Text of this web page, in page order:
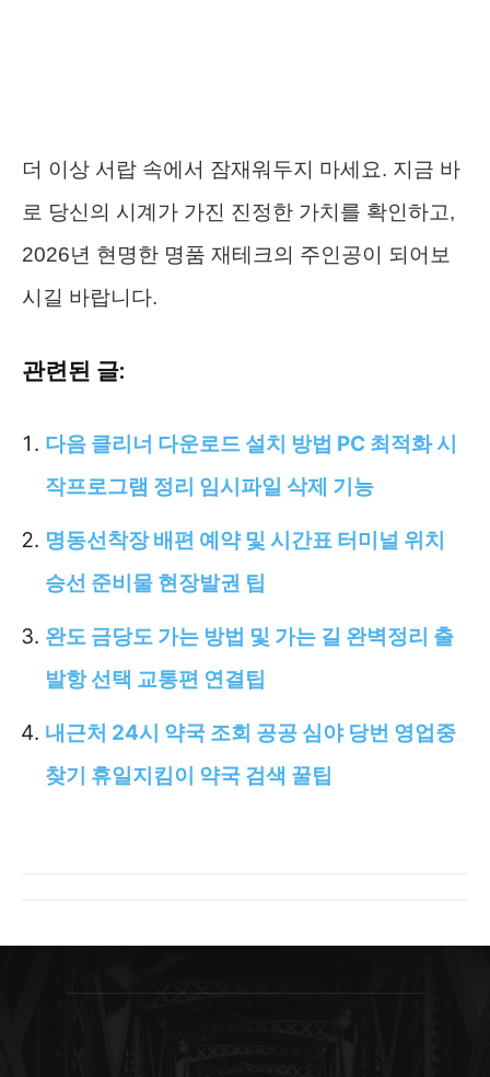
더 이상 서랍 속에서 잠재워두지 마세요. 지금 바
로 당신의 시계가 가진 진정한 가치를 확인하고,
2026년 현명한 명품 재테크의 주인공이 되어보
시길 바랍니다.
관련된 글:
다음 클리너 다운로드 설치 방법 PC 최적화 시
작프로그램 정리 임시파일 삭제 기능
명동선착장 배편 예약 및 시간표 터미널 위치
승선 준비물 현장발권 팁
완도 금당도 가는 방법 및 가는 길 완벽정리 출
발항 선택 교통편 연결팁
내근처 24시 약국 조회 공공 심야 당번 영업중
찾기 휴일지킴이 약국 검색 꿀팁